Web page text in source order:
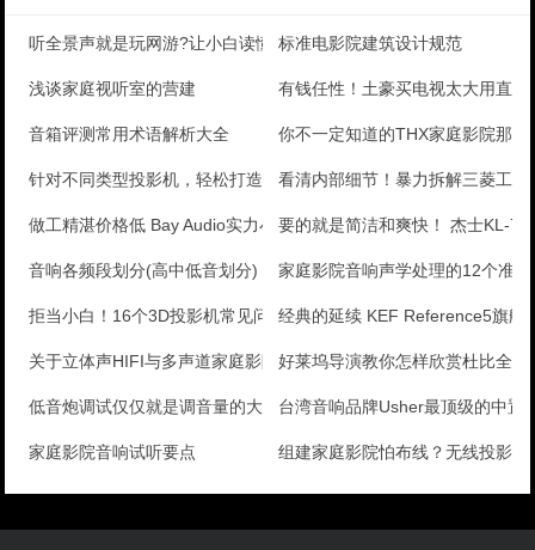
听全景声就是玩网游?让小白读懂Dolby Atmos标准电影院建筑设计规范
浅谈家庭视听室的营建 有钱任性！土豪买电视太大用直升
音箱评测常用术语解析大全 你不一定知道的THX家庭影院那些
针对不同类型投影机，轻松打造出色的客厅影院，最新家庭
看清内部细节！暴力拆解三菱工程
做工精湛价格低 Bay Audio实力小书架音箱TC要的就是简洁和爽快！ 杰士KL-
音响各频段划分(高中低音划分) 家庭影院音响声学处理的12个准则
拒当小白！16个3D投影机常见问题解答经典的延续 KEF Reference5旗舰
关于立体声HIFI与多声道家庭影院系统好莱坞导演教你怎样欣赏杜比全景
低音炮调试仅仅就是调音量的大小吗？台湾音响品牌Usher最顶级的中置
家庭影院音响试听要点 组建家庭影院怕布线？无线投影更